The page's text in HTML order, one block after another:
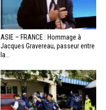
ASIE – FRANCE : Hommage à
Jacques Gravereau, passeur entre
la...